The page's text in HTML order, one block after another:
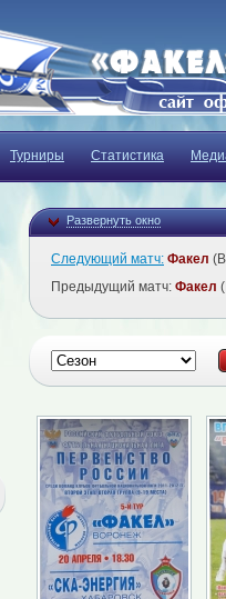
Турниры Статистика
Развернуть окно
Следующий матч: Факел
Предыдущий матч: Факел